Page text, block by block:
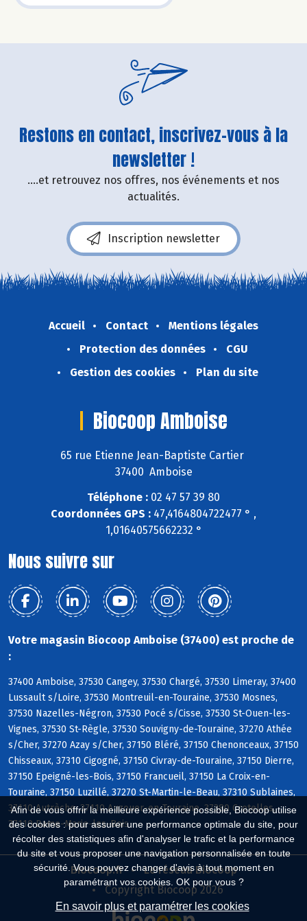
Afin de vous offrir la meilleure expérience possible, Biocoop utilise
des cookies : pour assurer une performance optimale du site, pour
récolter des statistiques afin d'analyser le trafic et la performance
du site et vous proposer une navigation personnalisée en toute
sécurité. Vous pouvez changer d'avis à tout moment en
paramétrant vos cookies. OK pour vous ?
En savoir plus et paramétrer les cookies
Restons en contact, inscrivez-vous à la
newsletter !
....et retrouvez nos offres, nos événements et nos
actualités.
Inscription newsletter
Accueil Contact
Mentions légales
Protection des données
CGU
Gestion des cookies
Plan du site
Biocoop Amboise
65 rue Etienne Jean-Baptiste Cartier
37400 Amboise
Téléphone : 02 47 57 39 80
Coordonnées GPS : 47,4164804722477 ° ,
1,01640575662232 °
Nous suivre sur
Votre magasin Biocoop Amboise (37400) est proche de
:
37400 Amboise, 37530 Cangey, 37530 Chargé, 37530 Limeray, 37400
Lussault s/Loire, 37530 Montreuil-en-Touraine, 37530 Mosnes,
37530 Nazelles-Négron, 37530 Pocé s/Cisse, 37530 St-Ouen-les-
Vignes, 37530 St-Règle, 37530 Souvigny-de-Touraine, 37270 Athée
s/Cher, 37270 Azay s/Cher, 37150 Bléré, 37150 Chenonceaux, 37150
Chisseaux, 37310 Cigogné, 37150 Civray-de-Touraine, 37150 Dierre,
37150 Epeigné-les-Bois, 37150 Francueil, 37150 La Croix-en-
Touraine, 37150 Luzillé, 37270 St-Martin-le-Beau, 37310 Sublaines,
37110 Autrèche, 37110 Auzouer-en-Touraine, 37380 Crotelles,
37110 Dame-Marie-les-Bois
Biocoop.fr
Le réseau Biocoop
Copyright Biocoop 2026